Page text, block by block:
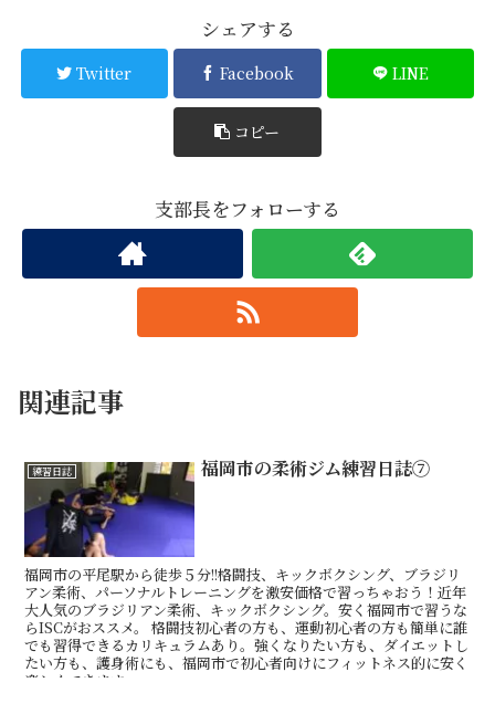
シェアする
Twitter Facebook LINE
コピー
支部長をフォローする
関連記事
練習日誌 福岡市の柔術ジム練習日誌⑦
福岡市の平尾駅から徒歩５分!!格闘技、キックボクシング、ブラジリ
アン柔術、パーソナルトレーニングを激安価格で習っちゃおう！近年
大人気のブラジリアン柔術、キックボクシング。安く福岡市で習うな
らISCがおススメ。 格闘技初心者の方も、運動初心者の方も簡単に誰
でも習得できるカリキュラムあり。強くなりたい方も、ダイエットし
たい方も、護身術にも、福岡市で初心者向けにフィットネス的に安く
楽しくできます。